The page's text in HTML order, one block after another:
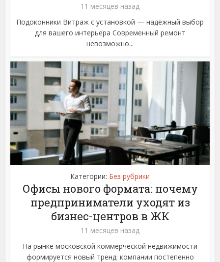
11 месяцев назад
Подоконники Витраж с установкой — надёжный выбор
для вашего интерьера Современный ремонт
невозможно...
Категории: Без рубрики
Офисы нового формата: почему
предприниматели уходят из
бизнес-центров в ЖК
11 месяцев назад
На рынке московской коммерческой недвижимости
формируется новый тренд: компании постепенно